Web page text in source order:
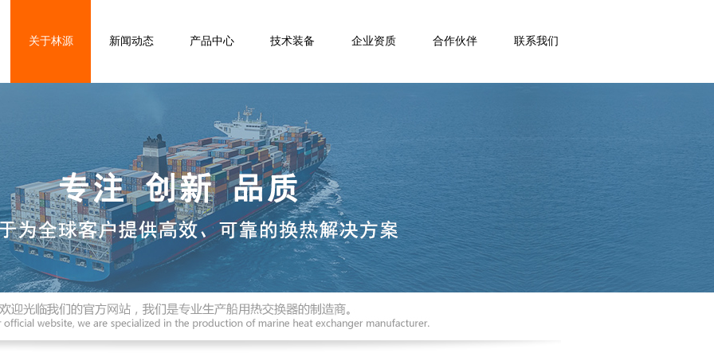
关于林源 新闻动态 产品中心 技术装备 企业资质 合作伙伴 联系我们